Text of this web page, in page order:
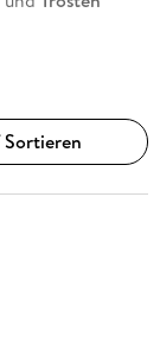
Sortieren